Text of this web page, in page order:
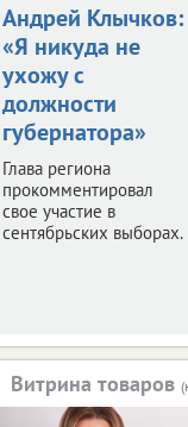
Андрей Клычков:
«Я никуда не
ухожу с
должности
губернатора»
Глава региона
прокомментировал
свое участие в
сентябрьских выборах.
Витрина товаров